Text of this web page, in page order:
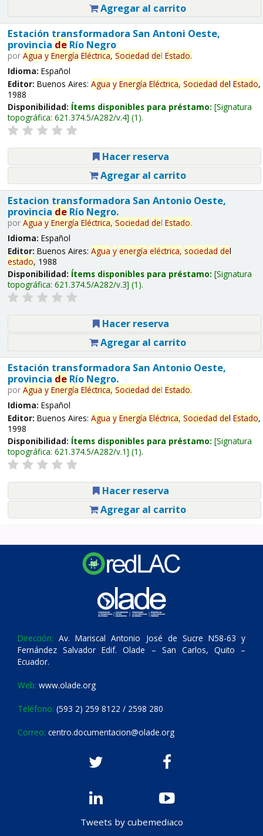
Agregar al carrito
Estación transformadora San Antoni Oeste,
provincia deRío Negro
por Agua y Energía Eléctrica, Sociedad del Estado.
Idioma: Español
Editor: Buenos Aires: Agua y Energía Eléctrica, Sociedad del Estado,
1988
Disponibilidad: Ítems disponibles para préstamo: Signatura
topográfica: 621.374.5/A282/v.4 (1).
Hacer reserva
Agregar al carrito
Estacion transformadora San Antonio Oeste,
provincia deRío Negro.
por Agua y Energía Eléctrica, Sociedad del Estado.
Idioma: Español
Editor: Buenos Aires: Agua y energía eléctrica, sociedad del
estado, 1988
Disponibilidad: Ítems disponibles para préstamo: Signatura
topográfica: 621.374.5/A282/v.3 (1).
Hacer reserva
Agregar al carrito
Estación transformadora San Antonio Oeste,
provincia deRío Negro.
por Agua y Energía Eléctrica, Sociedad del Estado.
Idioma: Español
Editor: Buenos Aires: Agua y Energía Eléctrica, Sociedad del Estado,
1998
Disponibilidad: Ítems disponibles para préstamo: Signatura
topográfica: 621.374.5/A282/v.1 (1).
Hacer reserva
Agregar al carrito
Dirección: Av. Mariscal Antonio José de Sucre N58-63 y
Fernández Salvador Edif. Olade – San Carlos, Quito –
Ecuador.
Web: www.olade.org
Teléfono: (593 2) 259 8122 / 2598 280
Correo: centro.documentacion@olade.org
Tweets by cubemediaco